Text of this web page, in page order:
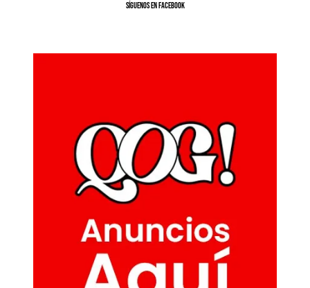
SíGUENOS EN FACEBOOK